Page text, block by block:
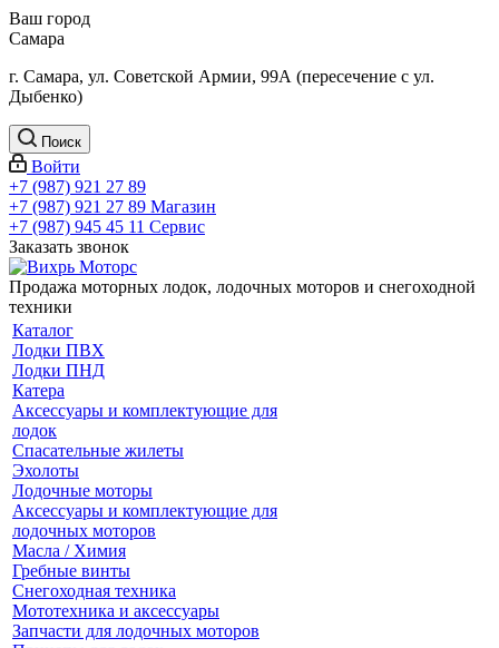
Ваш город
Самара
г. Самара, ул. Советской Армии, 99А (пересечение с ул.
Дыбенко)
Поиск
Войти
+7 (987) 921 27 89
+7 (987) 921 27 89 Магазин
+7 (987) 945 45 11 Сервис
Заказать звонок
Продажа моторных лодок, лодочных моторов и снегоходной
техники
Каталог
Лодки ПВХ
Лодки ПНД
Катера
Аксессуары и комплектующие для
лодок
Спасательные жилеты
Эхолоты
Лодочные моторы
Аксессуары и комплектующие для
лодочных моторов
Масла / Химия
Гребные винты
Снегоходная техника
Мототехника и аксессуары
Запчасти для лодочных моторов